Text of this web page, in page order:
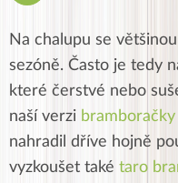
Na chalupu se
sezóně. Často je tedy
které čerstvé nebo
naší verzi
nahradil dříve hojně
vyzkoušet také taro